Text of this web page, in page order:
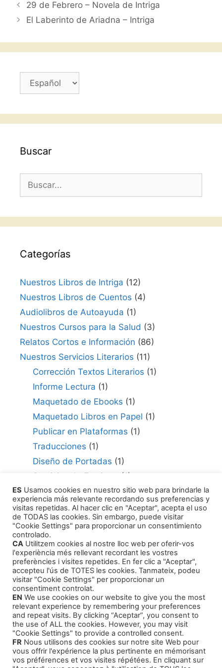
o
o
k
p
p
tir
29 de Febrero – Novela de Intriga
El Laberinto de Ariadna – Intriga
Elegir
Buscar
Buscar:
Categorías
Nuestros Libros de Intriga (12)
Nuestros Libros de Cuentos (4)
Audiolibros de Autoayuda (1)
Nuestros Cursos para la Salud (3)
Relatos Cortos e Información (86)
Nuestros Servicios Literarios (11)
Corrección Textos Literarios (1)
Informe Lectura (1)
Maquetado de Ebooks (1)
Maquetado Libros en Papel (1)
Publicar en Plataformas (1)
Traducciones (1)
Diseño de Portadas (1)
Servicios de Escritura
(1)
Consultor para Edición (1)
Cómo Publicar tu Obra (1)
Agentes Literarios(1)
Productos
Cursos Formativos
Audiolibros Autoayuda
Cuentos infantiles
Intriga y Narrativa
ES Usamos cookies en nuestro sitio web para brindarle la
experiencia más relevante recordando sus preferencias y
visitas repetidas. Al hacer clic en "Aceptar", acepta el uso
de TODAS las cookies. Sin embargo, puede visitar
"Cookie Settings" para proporcionar un consentimiento
controlado.
CA Utilitzem cookies al nostre lloc web per oferir-vos
l'experiència més rellevant recordant les vostres
preferències i visites repetides. En fer clic a "Aceptar",
accepteu l'ús de TOTES les cookies. Tanmateix, podeu
visitar "Cookie Settings" per proporcionar un
consentiment controlat.
EN We use cookies on our website to give you the most
relevant experience by remembering your preferences
and repeat visits. By clicking “Aceptar”, you consent to
the use of ALL the cookies. However, you may visit
"Cookie Settings" to provide a controlled consent.
FR Nous utilisons des cookies sur notre site Web pour
vous offrir l'expérience la plus pertinente en mémorisant
vos préférences et vos visites répétées. En cliquant sur